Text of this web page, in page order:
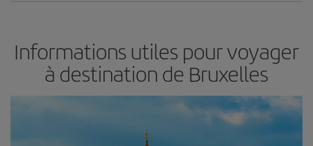
Informations utiles pour voyager
à destination de Bruxelles